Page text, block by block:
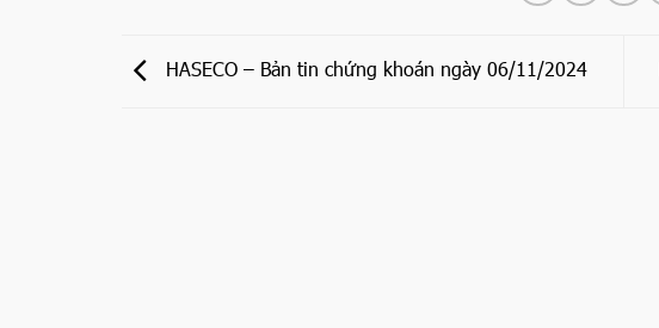
HASECO – Bản tin chứng khoán ngày 06/11/2024